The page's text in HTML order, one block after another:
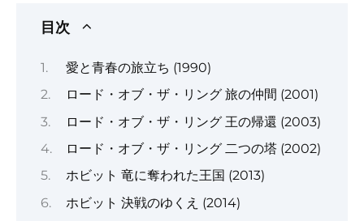
目次
愛と青春の旅立ち (1990)
ロード・オブ・ザ・リング 旅の仲間 (2001)
ロード・オブ・ザ・リング 王の帰還 (2003)
ロード・オブ・ザ・リング 二つの塔 (2002)
ホビット 竜に奪われた王国 (2013)
ホビット 決戦のゆくえ (2014)